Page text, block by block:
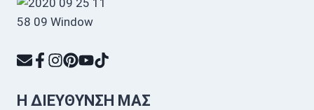
Η ΔΙΕΎΘΥΝΣΗ ΜΑΣ